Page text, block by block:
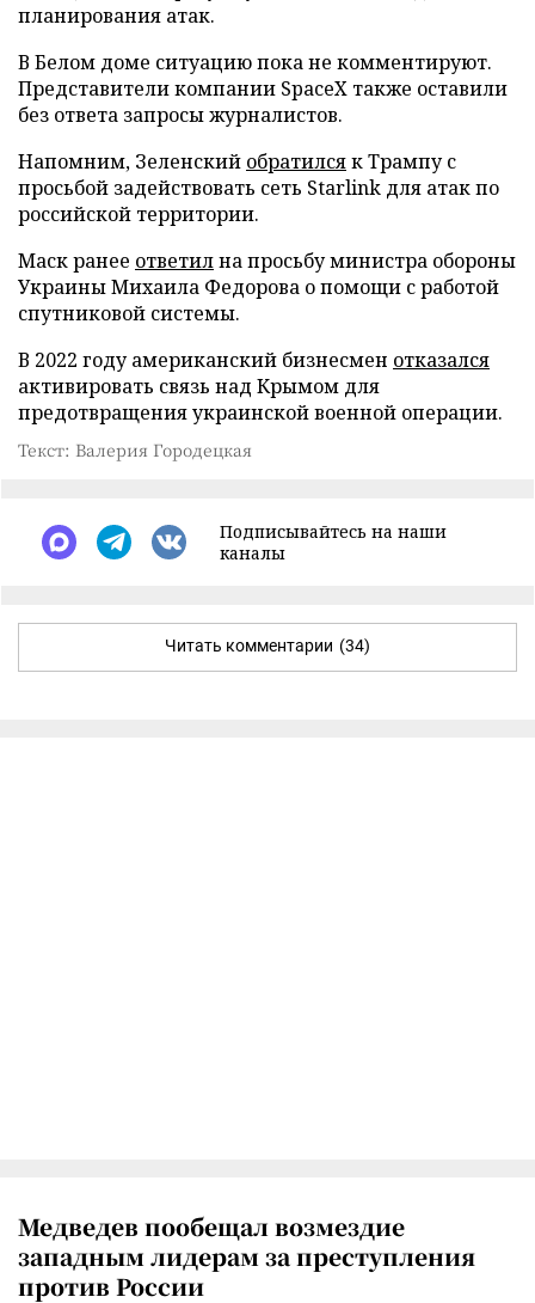
планирования атак.
В Белом доме ситуацию пока не комментируют.
Представители компании SpaceX также оставили
без ответа запросы журналистов.
Напомним, Зеленский обратилсяк Трампу с
просьбой задействовать сеть Starlink для атак по
российской территории.
Маск ранее ответилна просьбу министра обороны
Украины Михаила Федорова о помощи с работой
спутниковой системы.
В 2022 году американский бизнесмен отказался
активировать связь над Крымом для
предотвращения украинской военной операции.
Текст: Валерия Городецкая
Подписывайтесь на наши
каналы
Читать комментарии (34)
Медведев пообещал возмездие
западным лидерам за преступления
против России